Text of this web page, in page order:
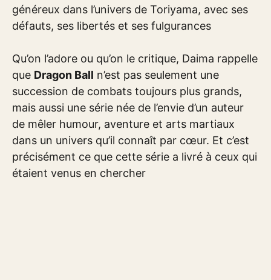
généreux dans l’univers de Toriyama, avec ses
défauts, ses libertés et ses fulgurances
Qu’on l’adore ou qu’on le critique, Daima rappelle
que Dragon Ball n’est pas seulement une
succession de combats toujours plus grands,
mais aussi une série née de l’envie d’un auteur
de mêler humour, aventure et arts martiaux
dans un univers qu’il connaît par cœur. Et c’est
précisément ce que cette série a livré à ceux qui
étaient venus en chercher